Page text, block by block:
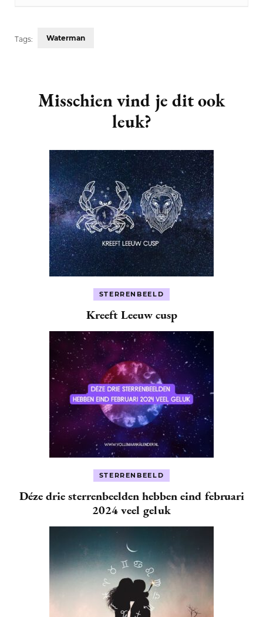
Tags: Waterman
Navigation
Misschien vind je dit ook
leuk?
STERRENBEELD
Kreeft Leeuw cusp
STERRENBEELD
Déze drie sterrenbeelden hebben eind februari
2024 veel geluk